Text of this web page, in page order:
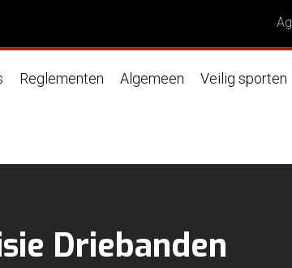
Reglementen Algemeen Veilig sporten
Driebanden